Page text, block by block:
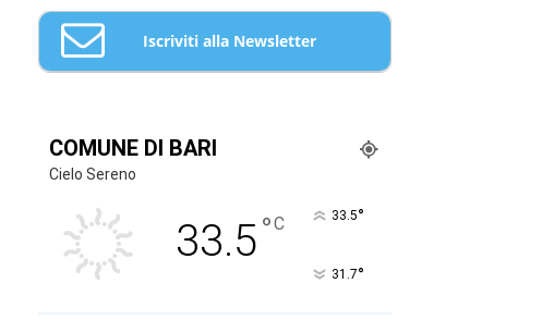
Iscriviti alla Newsletter
Cognome: *
COMUNE DI BARI
Cielo Sereno
33.5°C 33.5°
31.7°